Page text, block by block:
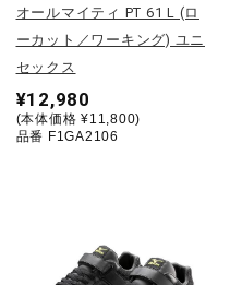
オールマイティ PT 61 L (ロ
ーカット／ワーキング) ユニ
セックス
¥12,980
(本体価格 ¥11,800)
品番 F1GA2106